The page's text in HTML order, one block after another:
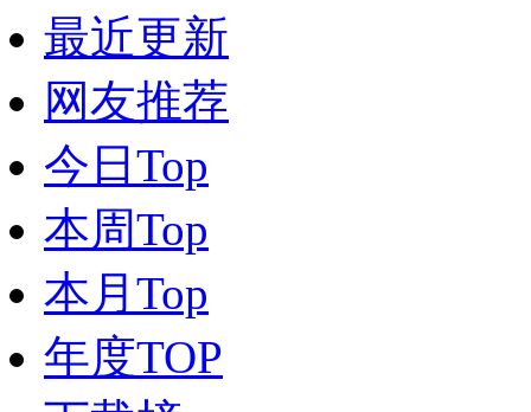
最近更新
网友推荐
今日Top
本周Top
本月Top
年度TOP